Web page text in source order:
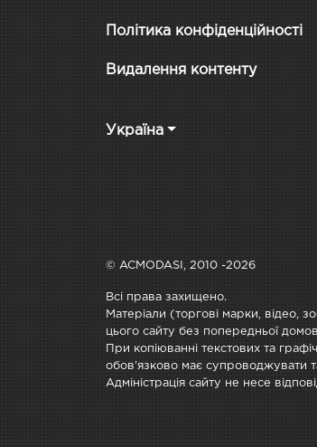
Політика конфіденційності
Видалення контенту
Україна
© ACMODASI, 2010 -2026
Всі права захищено.
Матеріали (торгові марки, відео,
цього сайту без попередньої
При копіюванні текстових та
обов'язково має супроводжувати
Адміністрація сайту не несе